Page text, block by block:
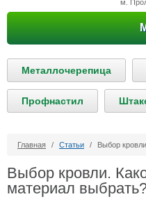
м.
Металлочерепица
Профнастил
Главная / Статьи / Выбор
Выбор кровли.
материал